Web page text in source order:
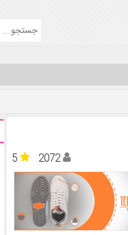
5
2072